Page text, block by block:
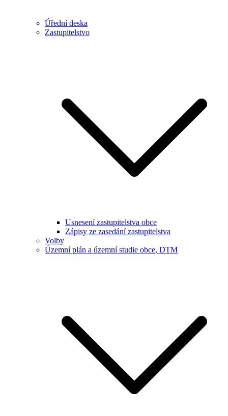
Úřední deska
Zastupitelstvo
Usnesení zastupitelstva obce
Zápisy ze zasedání zastupitelstva
Volby
Územní plán a územní studie obce, DTM